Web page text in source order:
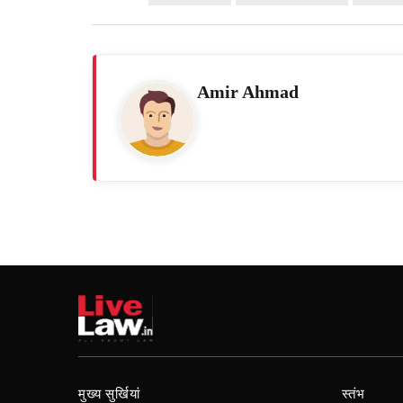
Amir Ahmad
मुख्य सुर्खियां स्तंभ